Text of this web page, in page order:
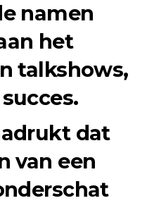
namen
het
talkshows,
dat
van een